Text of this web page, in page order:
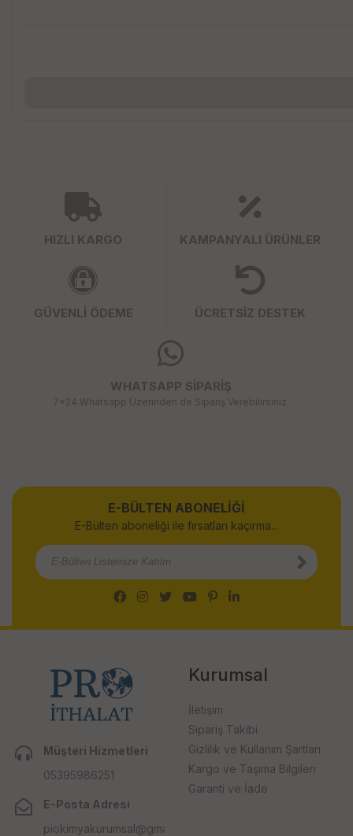
HIZLI KARGO KAMPANYALI ÜRÜNLER
GÜVENLİ ÖDEME ÜCRETSİZ DESTEK
WHATSAPP SİPARİŞ
7x24 Whatsapp Üzerinden de Sipariş Verebilirsiniz.
E-BÜLTEN ABONELİĞİ
E-Bülten aboneliği ile fırsatları kaçırma...
Müşteri Hizmetleri
05395986251
E-Posta Adresi
piokimyakurumsal@gmail.com
Kurumsal
İletişim
Sipariş Takibi
Gizlilik ve Kullanım Şartları
Kargo ve Taşıma Bilgileri
Garanti ve İade